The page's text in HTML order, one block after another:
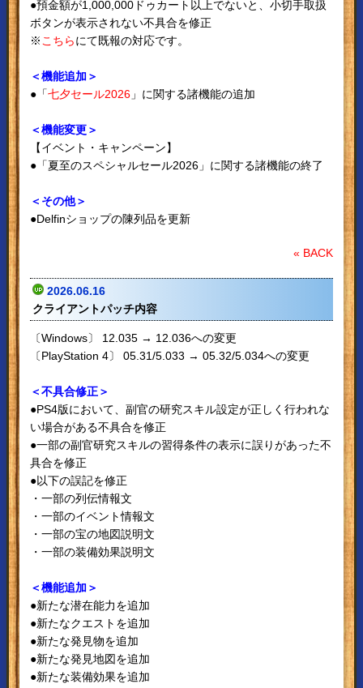
●預金額が1,000,000ドゥカート以上でないと、小切手取扱
ボタンが表示されない不具合を修正
※ こちらにて既報の対応です。
＜機能追加＞
●「七夕セール2026」に関する諸機能の追加
＜機能変更＞
【イベント・キャンペーン】
●「夏至のスペシャルセール2026」に関する諸機能の終了
＜その他＞
●Delfinショップの陳列品を更新
« BACK
2026.06.16
クライアントパッチ内容
〔Windows〕 12.035 → 12.036への変更
〔PlayStation 4〕 05.31/5.033 → 05.32/5.034への変更
＜不具合修正＞
●PS4版において、副官の研究スキル設定が正しく行われな
い場合がある不具合を修正
●一部の副官研究スキルの習得条件の表示に誤りがあった不
具合を修正
●以下の誤記を修正
・一部の列伝情報文
・一部のイベント情報文
・一部の宝の地図説明文
・一部の装備効果説明文
＜機能追加＞
●新たな潜在能力を追加
●新たなクエストを追加
●新たな発見物を追加
●新たな発見地図を追加
●新たな装備効果を追加